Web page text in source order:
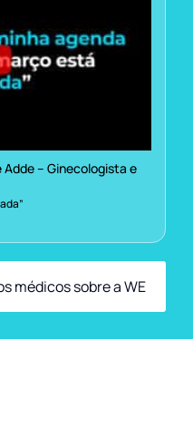
– Ginecologista e
médicos sobre a WE